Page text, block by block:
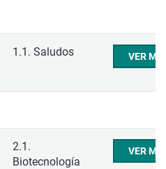
1.1. Saludos VER
2.1.
Biotecnología
VER